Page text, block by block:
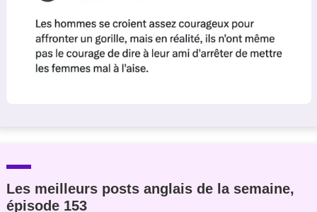
Les meilleurs posts anglais de la semaine,
épisode 153